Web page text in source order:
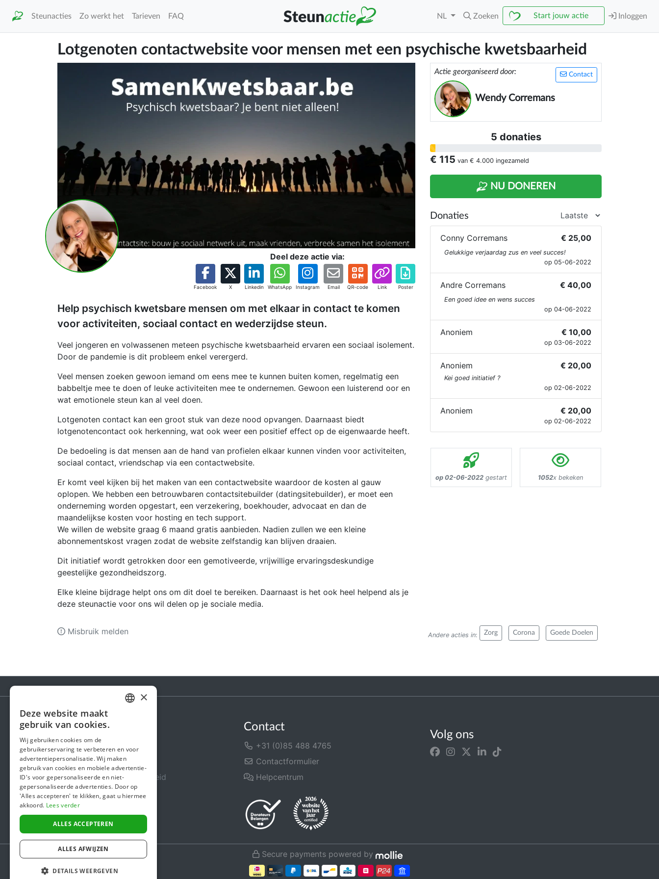
Steunacties Zo werkt het Tarieven FAQ NL Zoeken Start jouw actie Inloggen
Lotgenoten contactwebsite voor mensen met een psychische kwetsbaarheid
Deel deze actie via:
Facebook X Linkedin WhatsApp Instagram Email QR-code Link Poster
Help psychisch kwetsbare mensen om met elkaar in contact te komen
voor activiteiten, sociaal contact en wederzijdse steun.
Veel jongeren en volwassenen meteen psychische kwetsbaarheid ervaren een sociaal isolement.
Door de pandemie is dit probleem enkel verergerd.
Veel mensen zoeken gewoon iemand om eens mee te kunnen buiten komen, regelmatig een
babbeltje mee te doen of leuke activiteiten mee te ondernemen. Gewoon een luisterend oor en
wat emotionele steun kan al veel doen.
Lotgenoten contact kan een groot stuk van deze nood opvangen. Daarnaast biedt
lotgenotencontact ook herkenning, wat ook weer een positief effect op de eigenwaarde heeft.
De bedoeling is dat mensen aan de hand van profielen elkaar kunnen vinden voor activiteiten,
sociaal contact, vriendschap via een contactwebsite.
Er komt veel kijken bij het maken van een contactwebsite waardoor de kosten al gauw
oplopen. We hebben een betrouwbaren contactsitebuilder (datingsitebuilder), er moet een
onderneming worden opgestart, een verzekering, boekhouder, advocaat en dan de
maandelijkse kosten voor hosting en tech support.
We willen de website graag 6 maand gratis aanbieden. Nadien zullen we een kleine
abonnementskost vragen zodat de website zelfstandig kan blijven draaien.
Dit initiatief wordt getrokken door een gemotiveerde, vrijwillige ervaringsdeskundige
geestelijke gezondheidszorg.
Elke kleine bijdrage helpt ons om dit doel te bereiken. Daarnaast is het ook heel helpend als je
deze steunactie voor ons wil delen op je sociale media.
Contact
Actie georganiseerd door:
Wendy Corremans
5 donaties
€ 115 van € 4.000 ingezameld
NU DONEREN
Donaties
Conny Corremans € 25,00
Gelukkige verjaardag zus en veel succes!
op 05-06-2022
Andre Corremans € 40,00
Een goed idee en wens succes
op 04-06-2022
Anoniem € 10,00
op 03-06-2022
Anoniem € 20,00
Kei goed initiatief ?
op 02-06-2022
Anoniem € 20,00
op 02-06-2022
op 02-06-2022 gestart 1052x bekeken
Andere acties in: Zorg Corona Goede Doelen
Misbruik melden
Steunactie
Over ons
In de media
Veiligheid & Betrouwbaarheid
Algemene voorwaarden
Privacybeleid
Cookiebeleid
Contact
+31 (0)85 488 4765
Contactformulier
Helpcentrum
Volg ons
Secure payments powered by
ENGLISH
×
Deze website maakt
gebruik van cookies.
Wij gebruiken cookies om de
gebruikerservaring te verbeteren en voor
advertentiepersonalisatie. Wij maken
gebruik van cookies en mobiele advertentie-
ID's voor gepersonaliseerde en niet-
gepersonaliseerde advertenties. Door op
'Alles accepteren' te klikken, gaat u hiermee
akkoord. Lees verder
ALLES ACCEPTEREN
ALLES AFWIJZEN
DETAILS WEERGEVEN